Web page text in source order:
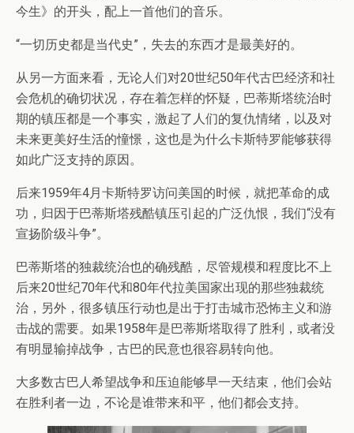
今生》的开头，配上一首他们的音乐。
“一切历史都是当代史”，失去的东西才是最美好的。
从另一方面来看，无论人们对20世纪50年代古巴经济和社
会危机的确切状况，存在着怎样的怀疑，巴蒂斯塔统治时
期的镇压都是一个事实，激起了人们的复仇情绪，以及对
未来更美好生活的憧憬，这也是为什么卡斯特罗能够获得
如此广泛支持的原因。
后来1959年4月卡斯特罗访问美国的时候，就把革命的成
功，归因于巴蒂斯塔残酷镇压引起的广泛仇恨，我们“没有
宣扬阶级斗争”。
巴蒂斯塔的独裁统治也的确残酷，尽管规模和程度比不上
后来20世纪70年代和80年代拉美国家出现的那些独裁统
治，另外，很多镇压行动也是出于打击城市恐怖主义和游
击战的需要。如果1958年是巴蒂斯塔取得了胜利，或者没
有明显输掉战争，古巴的民意也很容易转向他。
大多数古巴人希望战争和压迫能够早一天结束，他们会站
在胜利者一边，不论是谁带来和平，他们都会支持。